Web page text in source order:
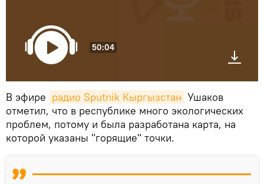
50:04
В эфире радио Sputnik Кыргызстан Ушаков
отметил, что в республике много экологических
проблем, потому и была разработана карта, на
которой указаны "горящие" точки.